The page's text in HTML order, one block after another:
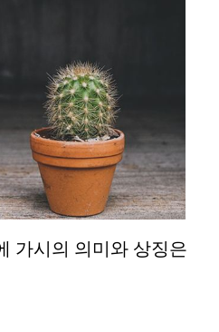
가시의 의미와 상징은